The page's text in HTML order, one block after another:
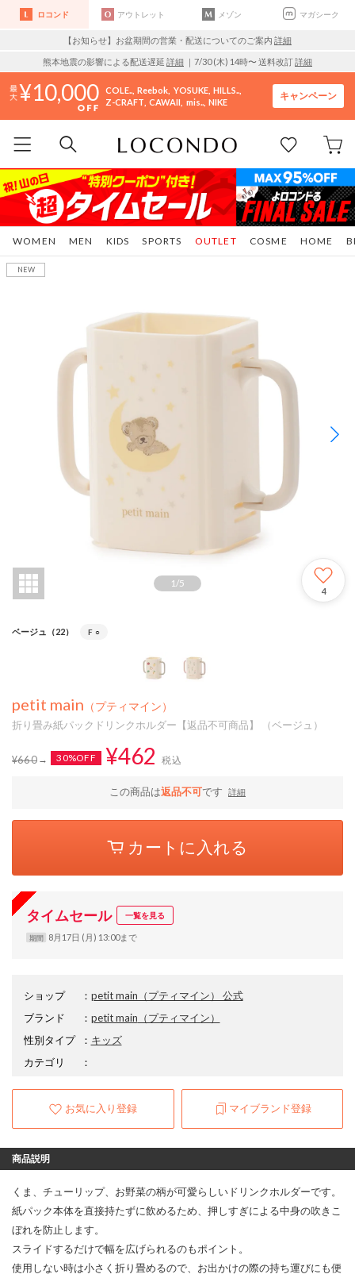
ロコンド アウトレット メゾン マガシーク
【お知らせ】お盆期間の営業・配送についてのご案内 詳細
熊本地震の影響による配送遅延 詳細 ｜7/30 (木) 14時〜 送料改訂詳細
10,000 COLE.. Reebok YOSUKE HILLS..
Z-CRAFT CAWAII mis.. NIKE
キャンペーン
WOMEN MEN KIDS SPORTS COSME HOME
OUTLET
1 /5
4
ベージュ（22） F ○
petit main （プティマイン）
折り畳み紙パックドリンクホルダー【返品不可商品】 （ベージュ）
¥660 30%OFF ¥462 税込
この商品は返品不可です 詳細
カートに入れる
タイムセール 一覧を見る
期間 8月17日 (月) 13:00まで
ショップ ： petit main（プティマイン） 公式
ブランド
： petit main （プティマイン）
性別タイプ
： キッズ
カテゴリ
：
お気に入り登録 マイブランド登録
商品説明
くま、チューリップ、お野菜の柄が可愛らしいドリンクホルダーです。
紙パック本体を直接持たずに飲めるため、押しすぎによる中身の吹きこ
ぼれを防止します。
スライドするだけで幅を広げられるのもポイント。
使用しない時は小さく折り畳めるので、お出かけの際の持ち運びにも便